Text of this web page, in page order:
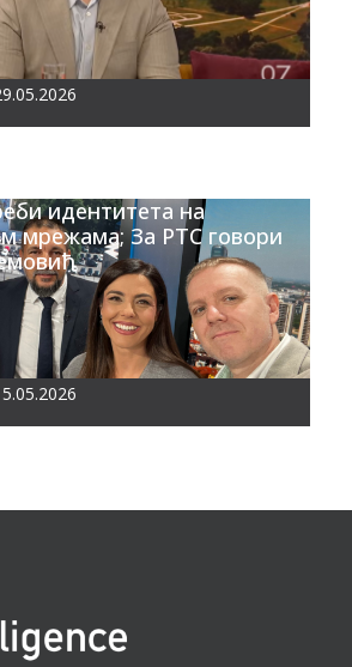
идентитета на
мрежама; За РТС говори